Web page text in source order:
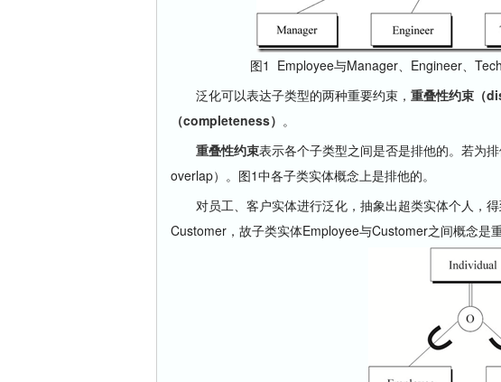
图1 Employee与Manager、Engineer、
泛化可以表达子类型的两种重要约束， 重叠性约束（
（completeness） 。
重叠性约束表示各个子类型之间是否是排他的。若为
overlap）。图1中各子类实体概念上是排他的。
对员工、客户实体进行泛化，抽象出超类实体个人，得
Customer，故子类实体Employee与Customer之间概念是重